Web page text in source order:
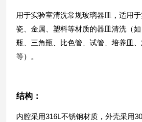
用于实验室清洗常规玻璃器皿，适用
瓷、金属、塑料等材质的器皿清洗（
瓶、三角瓶、比色管、试管、培养皿
等）。
结构：
内腔采用316L不锈钢材质，外壳采用